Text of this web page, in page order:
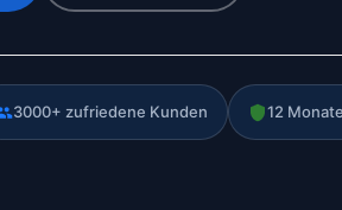
3000+ zufriedene Kunden 12